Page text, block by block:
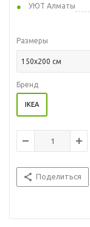
УЮТ Алматы
Размеры
150x200 см
Бренд
IKEA
Поделиться